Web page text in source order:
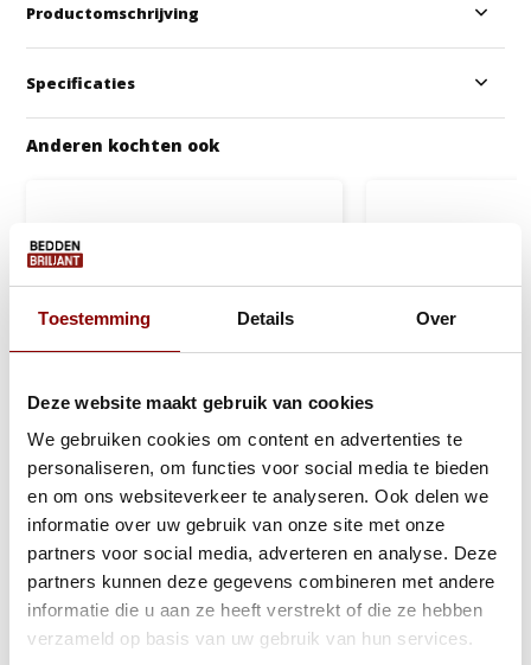
Toestemming Details Over
Deze website maakt gebruik van cookies
We gebruiken cookies om content en advertenties te
personaliseren, om functies voor social media te bieden
en om ons websiteverkeer te analyseren. Ook delen we
informatie over uw gebruik van onze site met onze
partners voor social media, adverteren en analyse. Deze
partners kunnen deze gegevens combineren met andere
informatie die u aan ze heeft verstrekt of die ze hebben
verzameld op basis van uw gebruik van hun services.
Productomschrijving
Specificaties
Anderen kochten ook
Vlakke Lattenbodem 42 Lats
Ca. 5-10 werkdagen
Traagschuim -
Ca. 1 tot 2